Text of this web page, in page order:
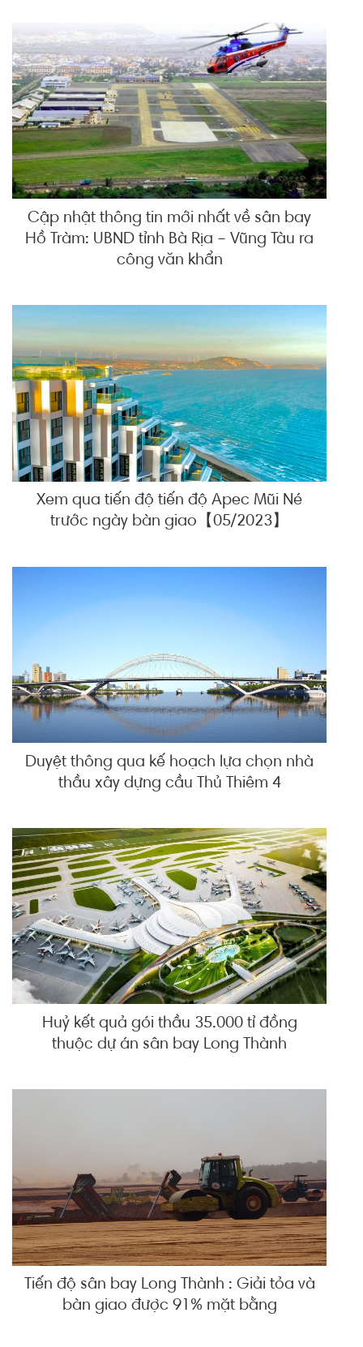
Cập nhật thông tin mới nhất về sân bay
Hồ Tràm: UBND tỉnh Bà Rịa – Vũng Tàu ra
công văn khẩn
Xem qua tiến độ tiến độ Apec Mũi Né
trước ngày bàn giao【05/2023】
Duyệt thông qua kế hoạch lựa chọn nhà
thầu xây dựng cầu Thủ Thiêm 4
Huỷ kết quả gói thầu 35.000 tỉ đồng
thuộc dự án sân bay Long Thành
Tiến độ sân bay Long Thành : Giải tỏa và
bàn giao được 91% mặt bằng